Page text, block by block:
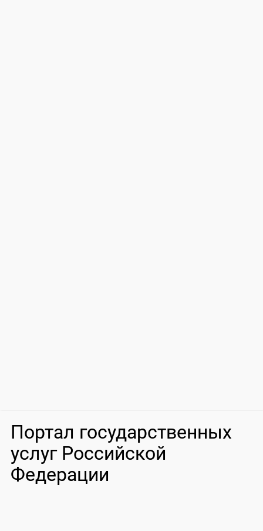
Портал государственных
услуг Российской
Федерации